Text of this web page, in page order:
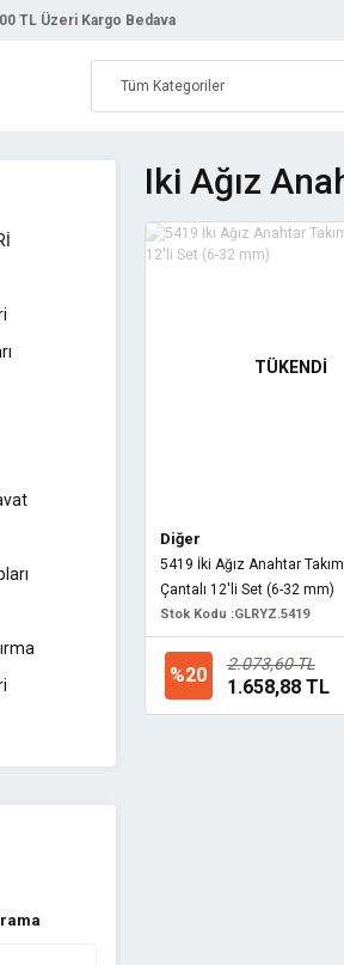
TL Üzeri Kargo Bedava
Iki Ağız
TÜKENDİ
Diğer
5419 İki Ağız Anahtar
Çantalı 12'li Set (6-32 mm)
Stok Kodu :GLRYZ.5419
%20 2.073,60 TL
1.658,88 TL